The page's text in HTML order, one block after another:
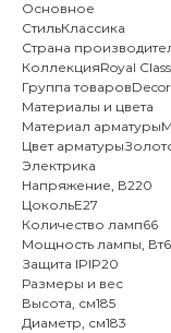
Основное
СтильКлассика
Страна
КоллекцияRoyal
Группа
Материалы и цвета
Материал
Цвет
Электрика
Напряжение, В220
ЦокольE27
Количество ламп66
Мощность лампы,
Защита IPIP20
Размеры и вес
Высота, см185
Диаметр, см183